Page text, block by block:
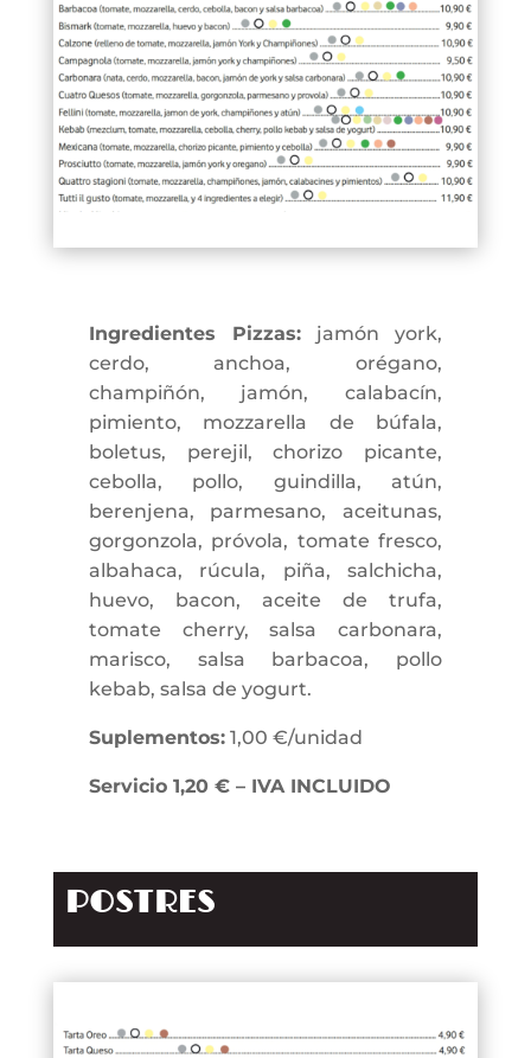
Ingredientes Pizzas:jamón york,
cerdo, anchoa, orégano,
champiñón, jamón, calabacín,
pimiento, mozzarella de búfala,
boletus, perejil, chorizo picante,
cebolla, pollo, guindilla, atún,
berenjena, parmesano, aceitunas,
gorgonzola, próvola, tomate fresco,
albahaca, rúcula, piña, salchicha,
huevo, bacon, aceite de trufa,
tomate cherry, salsa carbonara,
marisco, salsa barbacoa, pollo
kebab, salsa de yogurt.
Suplementos:1,00 €/unidad
Servicio 1,20 € – IVA INCLUIDO
POSTRES